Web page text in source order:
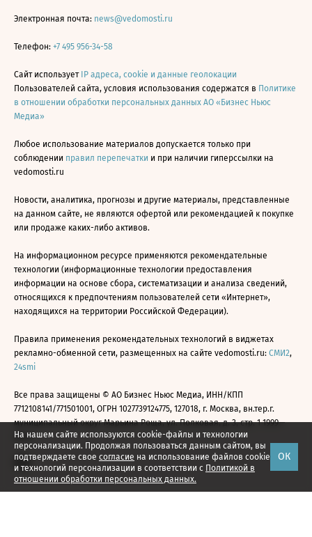
На нашем сайте используются cookie-файлы и технологии
персонализации. Продолжая пользоваться данным сайтом, вы
подтверждаете свое согласие на использование файлов cookie
и технологий персонализации в соответствии с Политикой в
отношении обработки персональных данных.
ОК
Электронная почта: news@vedomosti.ru
Телефон: +7 495 956-34-58
Сайт использует IP адреса, cookie и данные геолокации
Пользователей сайта, условия использования содержатся в Политике
в отношении обработки персональных данных АО «Бизнес Ньюс
Медиа»
Любое использование материалов допускается только при
соблюдении правил перепечатки и при наличии гиперссылки на
vedomosti.ru
Новости, аналитика, прогнозы и другие материалы, представленные
на данном сайте, не являются офертой или рекомендацией к покупке
или продаже каких-либо активов.
На информационном ресурсе применяются рекомендательные
технологии (информационные технологии предоставления
информации на основе сбора, систематизации и анализа сведений,
относящихся к предпочтениям пользователей сети «Интернет»,
находящихся на территории Российской Федерации).
Правила применения рекомендательных технологий в виджетах
рекламно-обменной сети, размещенных на сайте vedomosti.ru: СМИ2,
24smi
Все права защищены © АО Бизнес Ньюс Медиа, ИНН/КПП
7712108141/771501001, ОГРН 1027739124775, 127018, г. Москва, вн.тер.г.
муниципальный округ Марьина Роща, ул. Полковая, д. 3, стр. 1 1999—
2026